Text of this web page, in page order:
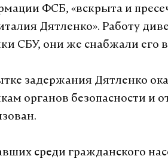
ФСБ, «вскрыта и
Дятленко». Работу
СБУ, они же снабжали
задержания Дятленко
органов безопасности и
среди гражданского